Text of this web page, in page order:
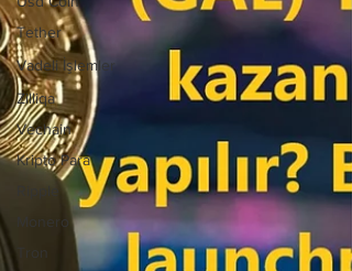
Tether
Vadeli İşlemler
Zilliqa
Vechain
Kripto Para
Monero
Tron